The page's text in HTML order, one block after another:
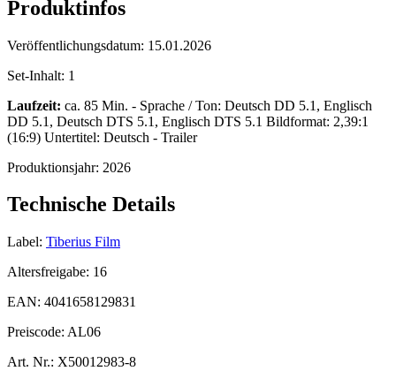
Produktinfos
Veröffentlichungsdatum: 15.01.2026
Set-Inhalt: 1
Laufzeit: ca. 85 Min. - Sprache / Ton: Deutsch DD 5.1, Englisch
DD 5.1, Deutsch DTS 5.1, Englisch DTS 5.1 Bildformat: 2,39:1
(16:9) Untertitel: Deutsch - Trailer
Produktionsjahr: 2026
Technische Details
Label: Tiberius Film
Altersfreigabe: 16
EAN: 4041658129831
Preiscode: AL06
Art. Nr.: X50012983-8